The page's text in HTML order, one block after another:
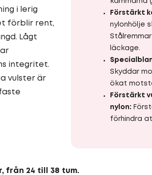
i lerig
förblir rent,
Lågt
integritet.
vulster är
Förstärkt
nylonhölje
läckage.
Skyddar
ökat
Förstärkt
nylon:
förhindra
från 24 till 38 tum.